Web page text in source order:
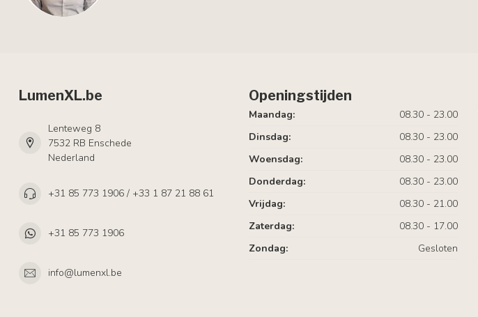
LumenXL.be
Lenteweg 8
7532 RB Enschede
Nederland
+31 85 773 1906 / +33 1 87 21 88 61
+31 85 773 1906
info@lumenxl.be
Openingstijden
Maandag:
08.30 - 23.00
Dinsdag:
08.30 - 23.00
Woensdag:
08.30 - 23.00
Donderdag:
08.30 - 23.00
Vrijdag:
08.30 - 21.00
Zaterdag:
08.30 - 17.00
Zondag:
Gesloten